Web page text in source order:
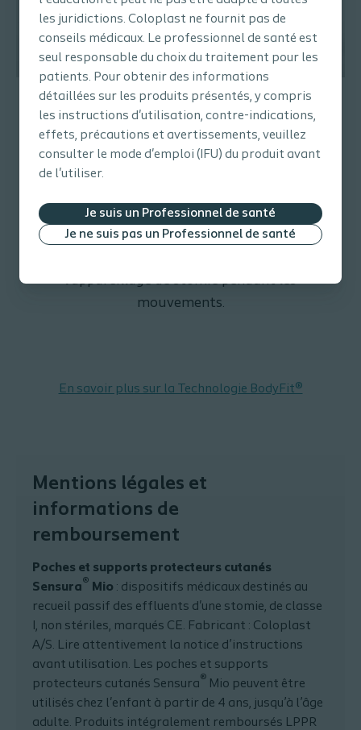
les juridictions. Coloplast ne fournit pas de
conseils médicaux. Le professionnel de santé est
seul responsable du choix du traitement pour les
patients. Pour obtenir des informations
détaillées sur les produits présentés, y compris
les instructions d'utilisation, contre-indications,
effets, précautions et avertissements, veuillez
consulter le mode d'emploi (IFU) du produit avant
de l'utiliser.
Je suis un Professionnel de santé
Je ne suis pas un Professionnel de santé
La Technologie BodyFit®
Considérer que chaque morphologie est
unique est à la base de notre réflexion. Cette
développer des produits qui s'adaptent à
toutes les morphologies péristomiales pour
l'appareillage de stomie pendant les
mouvements.
En savoir plus sur la Technologie BodyFit®
Mentions légales et
informations de
remboursement
Poches et supports protecteurs cutanés
Sensura® Mio : dispositifs médicaux destinés au
recueil passif des effluents d'une stomie, de classe
I, non stériles, marqués CE. Fabricant : Coloplast
A/S. Lire attentivement la notice d’instructions
avant utilisation. Les poches et supports
protecteurs cutanés Sensura® Mio peuvent être
utilisés chez l'enfant à partir de 4 ans, jusqu’à l’âge
adulte. Produits intégralement remboursés LPPR